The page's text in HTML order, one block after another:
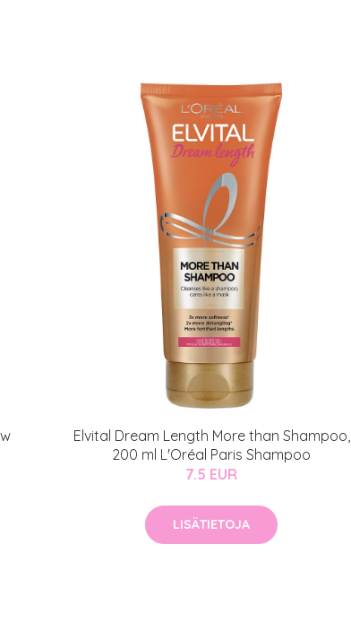
Elvital Dream Length More than Shampoo,
200 ml L'Oréal Paris Shampoo
7.5 EUR
LISÄTIETOJA
ja saat nyt myös -200 €